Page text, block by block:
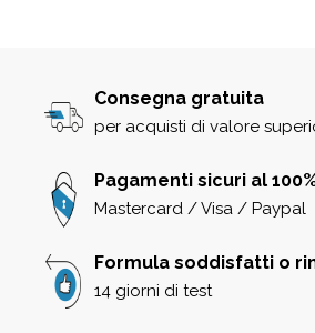
Consegna gratuita
per acquisti di valore
Pagamenti sicuri al
Mastercard / Visa / Paypal
Formula soddisfatti o
14 giorni di test